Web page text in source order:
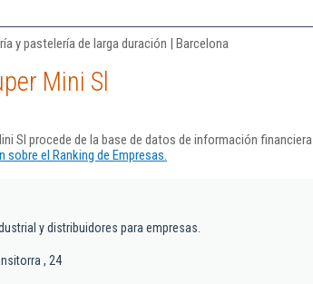
y pastelería de larga duración | Barcelona
Mini Sl
Sl procede de la base de datos de información
el Ranking de Empresas.
y distribuidores para empresas.
, 24